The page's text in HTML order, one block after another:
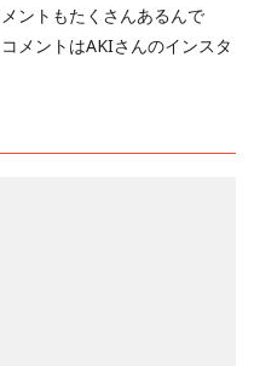
ントもたくさんあるんで
メントはAKIさんのインスタ